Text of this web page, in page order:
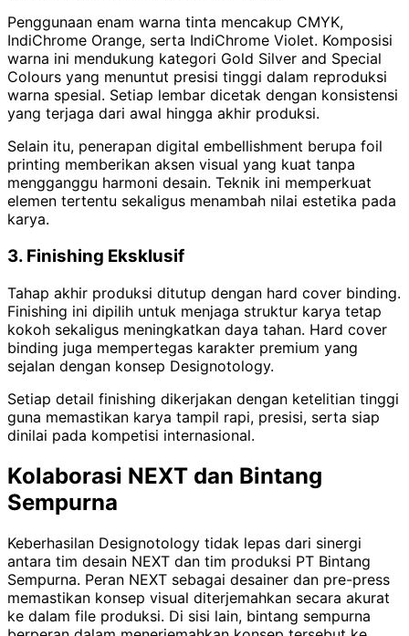
Penggunaan enam warna tinta mencakup CMYK,
IndiChrome Orange, serta IndiChrome Violet. Komposisi
warna ini mendukung kategori Gold Silver and Special
Colours yang menuntut presisi tinggi dalam reproduksi
warna spesial. Setiap lembar dicetak dengan konsistensi
yang terjaga dari awal hingga akhir produksi.
Selain itu, penerapan digital embellishment berupa foil
printing memberikan aksen visual yang kuat tanpa
mengganggu harmoni desain. Teknik ini memperkuat
elemen tertentu sekaligus menambah nilai estetika pada
karya.
3. Finishing Eksklusif
Tahap akhir produksi ditutup dengan hard cover binding.
Finishing ini dipilih untuk menjaga struktur karya tetap
kokoh sekaligus meningkatkan daya tahan. Hard cover
binding juga mempertegas karakter premium yang
sejalan dengan konsep Designotology.
Setiap detail finishing dikerjakan dengan ketelitian tinggi
guna memastikan karya tampil rapi, presisi, serta siap
dinilai pada kompetisi internasional.
Kolaborasi NEXT dan Bintang
Sempurna
Keberhasilan Designotology tidak lepas dari sinergi
antara tim desain NEXT dan tim produksi PT Bintang
Sempurna. Peran NEXT sebagai desainer dan pre-press
memastikan konsep visual diterjemahkan secara akurat
ke dalam file produksi. Di sisi lain, bintang sempurna